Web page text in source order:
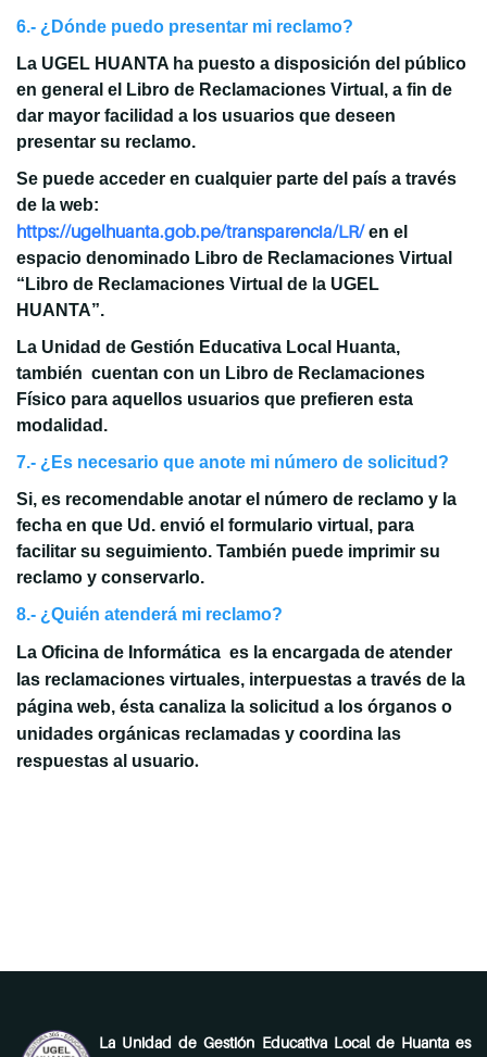
6.- ¿Dónde puedo presentar mi reclamo?
La UGEL HUANTA ha puesto a disposición del público
en general el Libro de Reclamaciones Virtual, a fin de
dar mayor facilidad a los usuarios que deseen
presentar su reclamo.
Se puede acceder en cualquier parte del país a través
de la web:
https://ugelhuanta.gob.pe/transparencia/LR/en el
espacio denominado Libro de Reclamaciones Virtual
“Libro de Reclamaciones Virtual de la UGEL
HUANTA”.
La Unidad de Gestión Educativa Local Huanta,
también cuentan con un Libro de Reclamaciones
Físico para aquellos usuarios que prefieren esta
modalidad.
7.- ¿Es necesario que anote mi número de solicitud?
Si, es recomendable anotar el número de reclamo y la
fecha en que Ud. envió el formulario virtual, para
facilitar su seguimiento. También puede imprimir su
reclamo y conservarlo.
8.- ¿Quién atenderá mi reclamo?
La Oficina de Informática es la encargada de atender
las reclamaciones virtuales, interpuestas a través de la
página web, ésta canaliza la solicitud a los órganos o
unidades orgánicas reclamadas y coordina las
respuestas al usuario.
La Unidad de Gestión Educativa Local de Huanta es